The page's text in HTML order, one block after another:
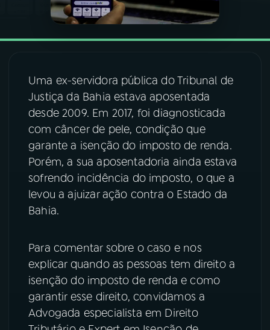
PROGRAMAS
06VIDEOCASTS
07ÚLTIMAS
08FESTIVAL DE MÚSICA
ACOMPANHE A RÁDIO NACIONAL
Instagram X
TikTok
Uma ex-servidora pública do Tribunal de
Justiça da Bahia estava aposentada
desde 2009. Em 2017, foi diagnosticada
com câncer de pele, condição que
garante a isenção do imposto de renda.
Porém, a sua aposentadoria ainda estava
sofrendo incidência do imposto, o que a
levou a ajuizar ação contra o Estado da
Bahia.
Para comentar sobre o caso e nos
explicar quando as pessoas tem direito a
isenção do imposto de renda e como
garantir esse direito, convidamos a
Advogada especialista em Direito